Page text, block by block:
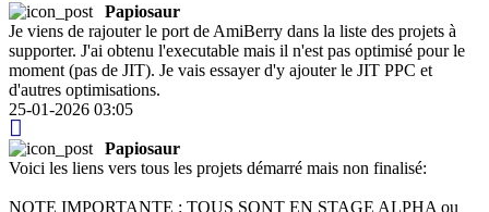
Papiosaur
Je viens de rajouter le port de AmiBerry dans la liste des projets à
supporter. J'ai obtenu l'executable mais il n'est pas optimisé pour le
moment (pas de JIT). Je vais essayer d'y ajouter le JIT PPC et
d'autres optimisations.
25-01-2026 03:05
Papiosaur
Voici les liens vers tous les projets démarré mais non finalisé:
NOTE IMPORTANTE : TOUS SONT EN STAGE ALPHA ou